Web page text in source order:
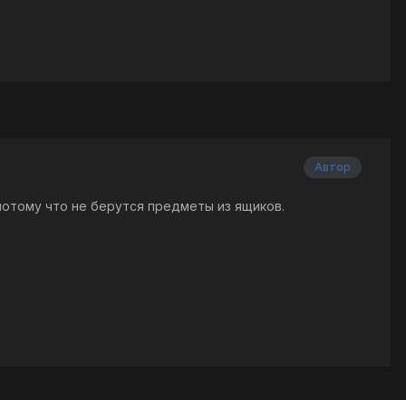
Автор
что не берутся предметы из ящиков.